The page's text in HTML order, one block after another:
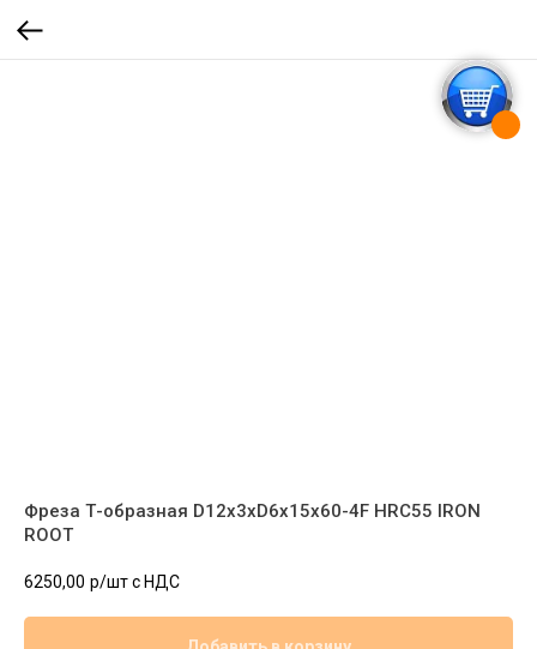
Фреза Т-образная D12x3xD6x15x60-4F HRC55 IRON
ROOT
6250,00 р/шт c НДС